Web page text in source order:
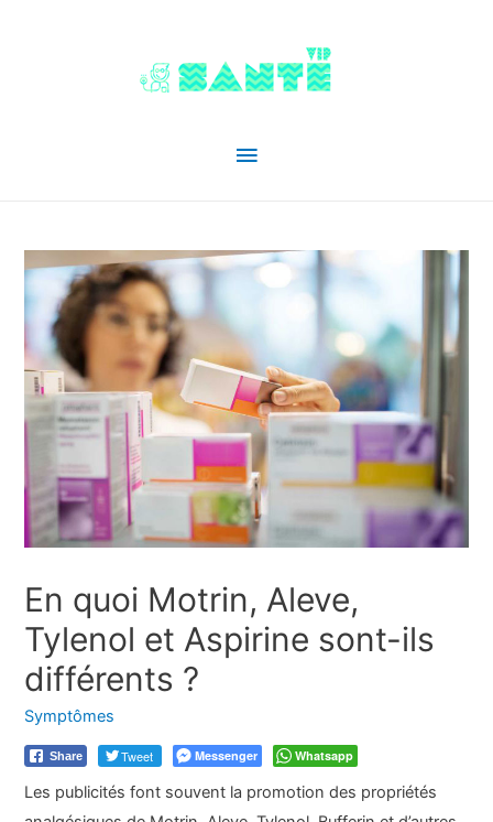
Menu
En quoi Motrin, Aleve,
Tylenol et Aspirine sont-ils
différents ?
Symptômes
Share Tweet Messenger Whatsapp
Les publicités font souvent la promotion des propriétés